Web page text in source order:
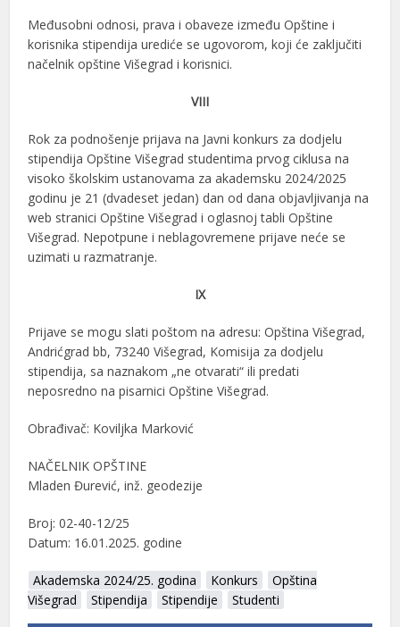
Međusobni odnosi, prava i obaveze između Opštine i
korisnika stipendija urediće se ugovorom, koji će zaključiti
načelnik opštine Višegrad i korisnici.
VIII
Rok za podnošenje prijava na Javni konkurs za dodjelu
stipendija Opštine Višegrad studentima prvog ciklusa na
visoko školskim ustanovama za akademsku 2024/2025
godinu je 21 (dvadeset jedan) dan od dana objavljivanja na
web stranici Opštine Višegrad i oglasnoj tabli Opštine
Višegrad. Nepotpune i neblagovremene prijave neće se
uzimati u razmatranje.
IX
Prijave se mogu slati poštom na adresu: Opština Višegrad,
Andrićgrad bb, 73240 Višegrad, Komisija za dodjelu
stipendija, sa naznakom „ne otvarati“ ili predati
neposredno na pisarnici Opštine Višegrad.
Obrađivač: Koviljka Marković
NAČELNIK OPŠTINE
Mladen Đurević, inž. geodezije
Broj: 02-40-12/25
Datum: 16.01.2025. godine
Akademska 2024/25. godina Konkurs
Opština
Višegrad
Stipendija Stipendije Studenti